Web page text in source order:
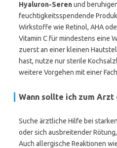
Hyaluron-Serenund
feuchtigkeitsspendende
Wirkstoffe wie Retinol, AHA
Vitamin C für mindestens eine
zuerst an einer kleinen
hast, nutze nur sterile
weitere Vorgehen mit einer
Wann sollte ich zum
Suche ärztliche Hilfe bei
oder sich ausbreitender
Auch allergische Reaktionen